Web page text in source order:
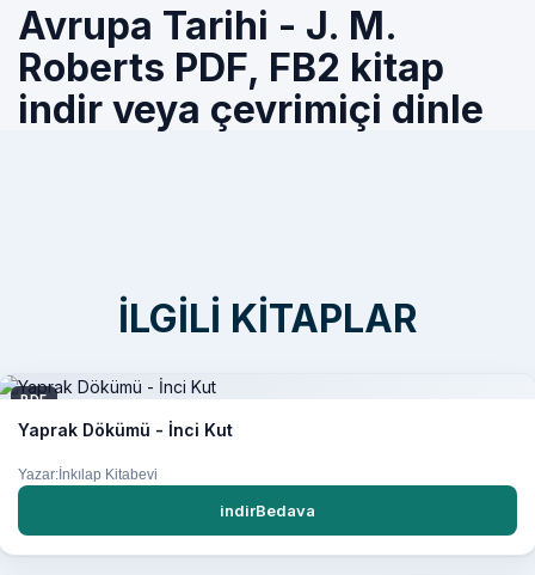
Avrupa Tarihi - J. M.
Roberts PDF, FB2 kitap
indir veya çevrimiçi dinle
İLGILI KITAPLAR
PDF
Yaprak Dökümü - İnci Kut
Yazar:İnkılap Kitabevi
indirBedava